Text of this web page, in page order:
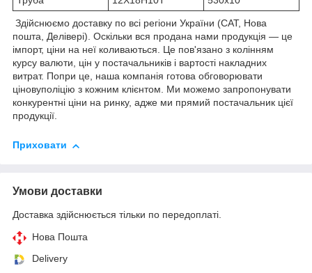
Здійснюємо доставку по всі регіони України (САТ, Нова
пошта, Делівері). Оскільки вся продана нами продукція — це
імпорт, ціни на неї коливаються. Це пов'язано з колінням
курсу валюти, цін у постачальників і вартості накладних
витрат. Попри це, наша компанія готова обговорювати
ціновуполіцію з кожним клієнтом. Ми можемо запропонувати
конкурентні ціни на ринку, адже ми прямий постачальник цієї
продукції.
Приховати
Умови доставки
Доставка здійснюється тільки по передоплаті.
Нова Пошта
Delivery